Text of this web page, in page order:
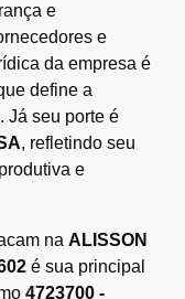
e
e
da empresa é
define a
Já seu porte é
, refletindo seu
e
na ALISSON
é sua principal
4723700 -